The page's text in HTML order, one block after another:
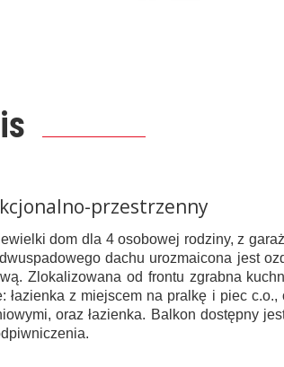
przestrzenny
dom dla 4 osobowej rodziny, z
dachu urozmaicona jest
Zlokalizowana od frontu zgrabna
łazienka z miejscem na pralkę i piec
oraz łazienka. Balkon dostępny